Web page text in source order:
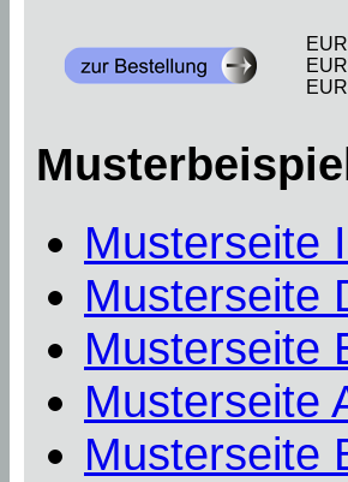
Musterseite
Musterseite
Musterseite
Musterseite
Musterseite